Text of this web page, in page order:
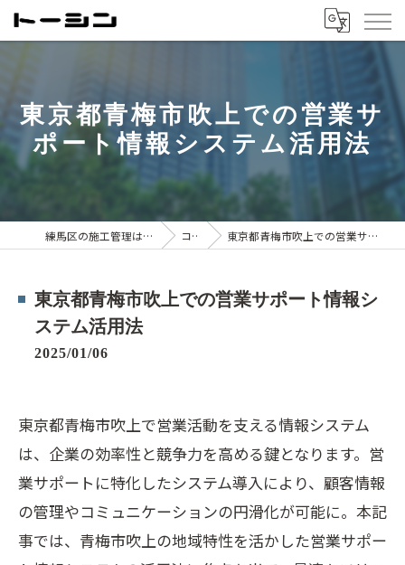
東京都青梅市吹上での営業サ
ポート情報システム活用法
練馬区の施工管理は株式会社トーシン コラム 東京都青梅市吹上での営業サポート情報システム活用法
東京都青梅市吹上での営業サポート情報シ
ステム活用法
2025/01/06
東京都青梅市吹上で営業活動を支える情報システム
は、企業の効率性と競争力を高める鍵となります。営
業サポートに特化したシステム導入により、顧客情報
の管理やコミュニケーションの円滑化が可能に。本記
事では、青梅市吹上の地域特性を活かした営業サポー